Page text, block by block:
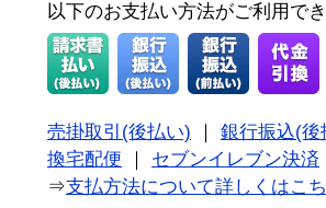
以下のお支払い方法がご利用で
売掛取引(後払い)
銀行振込(後
換宅配便
セブンイレブン決済
⇒支払方法について詳しくはこ